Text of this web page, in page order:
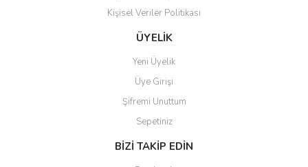
Kişisel Veriler Politikası
ÜYELİK
Yeni Üyelik
Üye Girişi
Şifremi Unuttum
Sepetiniz
BİZİ TAKİP EDİN